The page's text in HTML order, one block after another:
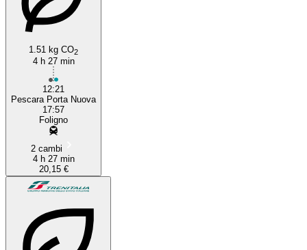
1.51 kg CO2
4 h 27 min
12:21
Pescara Porta Nuova
17:57
Foligno
2 cambi
4 h 27 min
20,15 €